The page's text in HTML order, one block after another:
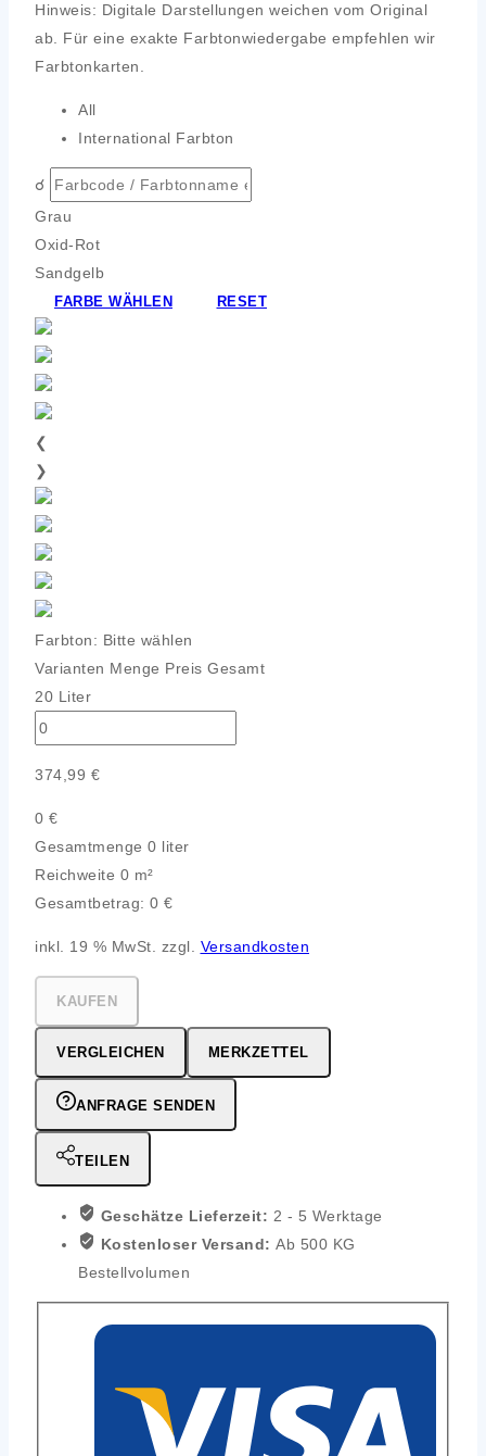
Hinweis: Digitale Darstellungen weichen vom Original
ab. Für eine exakte Farbtonwiedergabe empfehlen wir
Farbtonkarten.
All
International Farbton
☌
Grau
Oxid-Rot
Sandgelb
FARBE WÄHLEN RESET
❮
❯
Farbton: Bitte wählen
Varianten Menge Preis Gesamt
20 Liter
374,99 €
0 €
Gesamtmenge 0 liter
Reichweite 0 m²
Gesamtbetrag: 0 €
inkl. 19 % MwSt. zzgl. Versandkosten
KAUFEN
VERGLEICHEN MERKZETTEL
ANFRAGE SENDEN
TEILEN
Geschätze Lieferzeit: 2 - 5 Werktage
Kostenloser Versand: Ab 500 KG
Bestellvolumen